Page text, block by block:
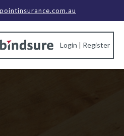
Login | Register